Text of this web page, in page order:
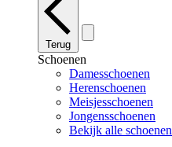
Terug
Schoenen
Damesschoenen
Herenschoenen
Meisjesschoenen
Jongensschoenen
Bekijk alle schoenen